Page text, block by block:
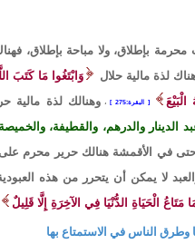
محرمة بإطلاق، ولا مباحة بإطلاق،
لذة مالية حلال
وَابْتَغُوا مَا كَتَبَ
البقرة:275 ،وهنالك لذة مالية
الدينار والدرهم، والقطيفة، والخميصة
في الأقمشة هنالك حرير محرم
لا يمكن أن يتحرر من هذه العبودية
مَتَاعُ الْحَيَاةِ الدُّنْيَا فِي الآخِرَةِ إِلَّا قَلِيلٌ
وطرق الناس في الاستمتاع بها